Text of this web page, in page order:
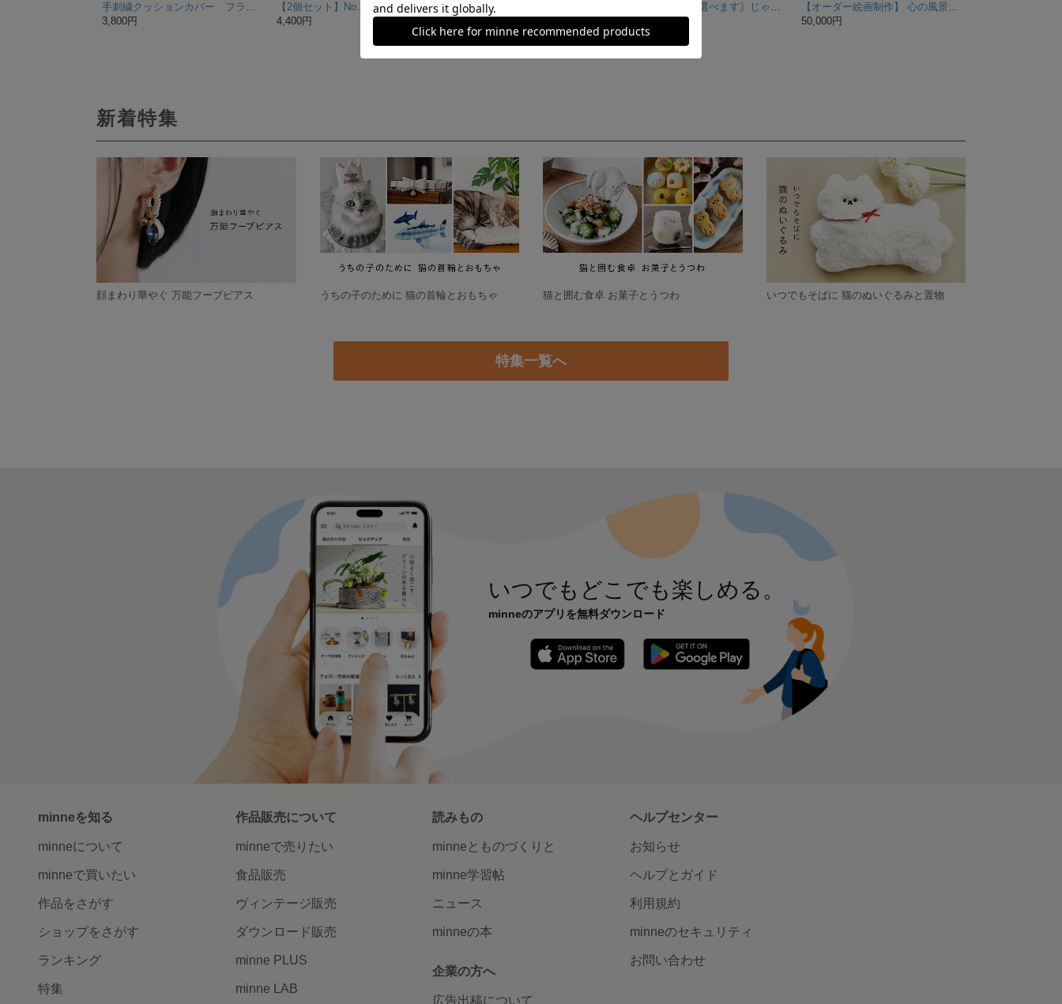
手刺繍クッションカバー フラワードレスの女の子
3,800円
【2個セット】No.A-1_モザイクタイルトレーM
4,400円
〘生地の色と猫選べます〙じゃれる猫 流れ星 ブローチ 受注制作
【オーダー絵画制作】 心の風景に溶け込む愛しきペットたち
50,000円
新着特集
顔まわり華やぐ 万能フープピアス うちの子のために 猫の首輪とおもちゃ 猫と囲む食卓 お菓子とうつわ いつでもそばに 猫のぬいぐるみと置物
特集一覧へ
いつでもどこでも楽しめる。
minneのアプリを無料ダウンロード
App Store からダウンロードGoogle Play で手に入れよう
minneを知る
minneについて
minneで買いたい
作品をさがす
ショップをさがす
ランキング
特集
作品販売について
minneで売りたい
食品販売
ヴィンテージ販売
ダウンロード販売
minne PLUS
minne LAB
読みもの
minneとものづくりと
minne学習帖
ニュース
minneの本
企業の方へ
広告出稿について
ヘルプセンター
お知らせ
ヘルプとガイド
利用規約
minneのセキュリティ
お問い合わせ